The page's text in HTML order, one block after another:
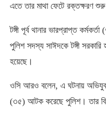
এতে তার মাথা ফেটে রক্তক্ষরণ
টঙ্গী পূর্ব থানার ভারপ্রাপ্ত কর্মকর্তা (
পুলিশ সদস্য সাঈদকে টঙ্গী সরকারি
হয়েছে।
ওসি আরও বলেন, এ ঘটনায়
(৩৫) আটক করেছে পুলিশ। তার